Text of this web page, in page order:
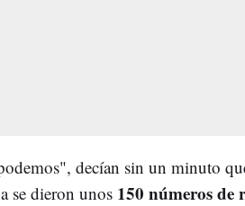
decían sin un minuto
se dieron unos 150 números de